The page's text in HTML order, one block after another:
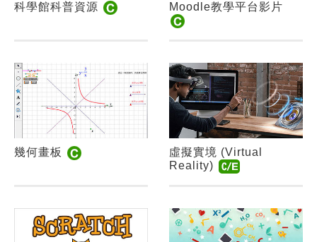
科學館科普資源 Moodle教學平台影片
幾何畫板
虛擬實境 (Virtual
Reality)